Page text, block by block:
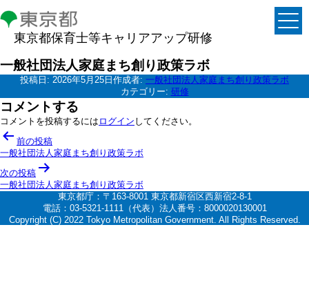
東京都保育士等キャリアアップ研修
一般社団法人家庭まち創り政策ラボ
投稿日: 2026年5月25日 作成者: 一般社団法人家庭まち創り政策ラボ
カテゴリー: 研修
コメントする
コメントを投稿するには ログイン してください。
投
稿
ナ
ビ
ー
前の投稿
一般社団法人家庭まち創り政策ラボ
次の投稿
一般社団法人家庭まち創り政策ラボ
東京都庁：〒163-8001 東京都新宿区西新宿2-8-1
電話：03-5321-1111（代表）法人番号：8000020130001
Copyright (C) 2022 Tokyo Metropolitan Government. All Rights Reserved.